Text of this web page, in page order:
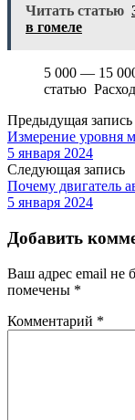
Читать статью
в гомеле
5 000 — 15
статью
Предыдущая запись
Измерение уровня
5 января 2024
Следующая запись
Почему двигатель
5 января 2024
Добавить
Ваш адрес email не
помечены *
Комментарий *